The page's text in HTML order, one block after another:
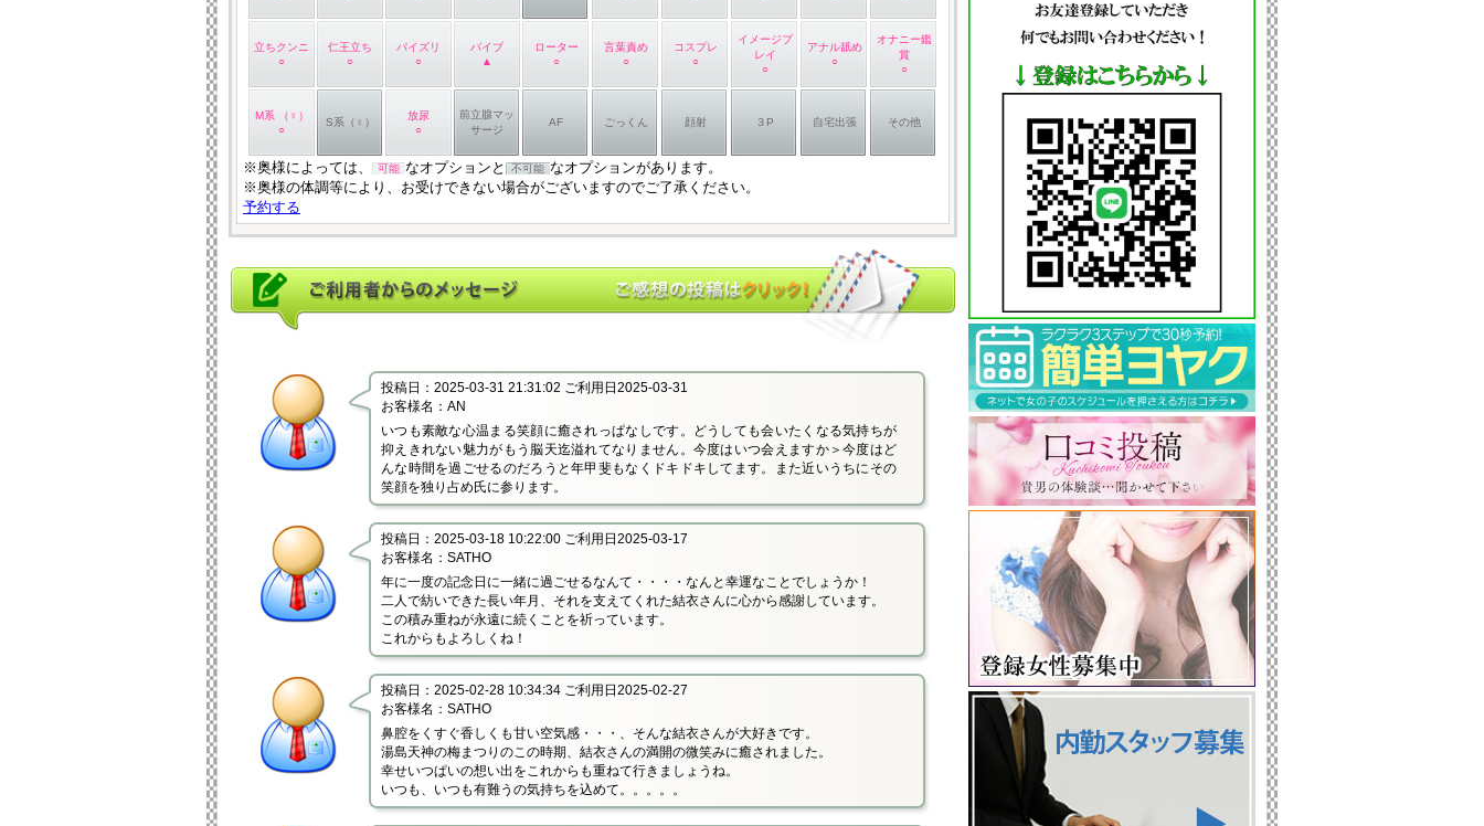
立ちクンニ
○
仁王立ち
○
パイズリ
○
バイブ
▲
ローター
○
言葉責め
○
コスプレ
○
イメージプ
レイ
○
アナル舐め
○
オナニー鑑
賞
○
M系 （♀）
○
S系（♀）
放尿
○
前立腺マッ
サージ
AF ごっくん 顔射 ３P 自宅出張 その他
※奥様によっては、 可能 なオプションと 不可能 なオプションがあります。
※奥様の体調等により、お受けできない場合がございますのでご了承ください。
予約する
投稿日：2025-03-31 21:31:02 ご利用日2025-03-31
お客様名：AN
いつも素敵な心温まる笑顔に癒されっぱなしです。どうしても会いたくなる気持ちが
抑えきれない魅力がもう脳天迄溢れてなりません。今度はいつ会えますか＞今度はど
んな時間を過ごせるのだろうと年甲斐もなくドキドキしてます。また近いうちにその
笑顔を独り占め氏に参ります。
投稿日：2025-03-18 10:22:00 ご利用日2025-03-17
お客様名：SATHO
年に一度の記念日に一緒に過ごせるなんて・・・・なんと幸運なことでしょうか！
二人で紡いできた長い年月、それを支えてくれた結衣さんに心から感謝しています。
この積み重ねが永遠に続くことを祈っています。
これからもよろしくね！
投稿日：2025-02-28 10:34:34 ご利用日2025-02-27
お客様名：SATHO
鼻腔をくすぐ香しくも甘い空気感・・・、そんな結衣さんが大好きです。
湯島天神の梅まつりのこの時期、結衣さんの満開の微笑みに癒されました。
幸せいつぱいの想い出をこれからも重ねて行きましょうね。
いつも、いつも有難うの気持ちを込めて。。。。。